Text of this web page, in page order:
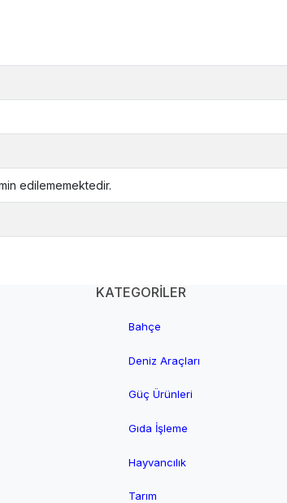
edilememektedir.
KATEGORİLER
Bahçe
Deniz Araçları
Güç Ürünleri
Gıda İşleme
Hayvancılık
Tarım